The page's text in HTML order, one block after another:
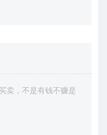
卖，不是有钱不赚是